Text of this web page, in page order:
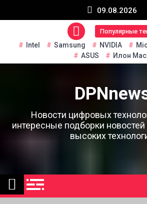
09.08.2026
Популярные
Intel Samsung NVIDIA
ASUS
Илон
Новости цифровых
интересные подборки новостей
высоких